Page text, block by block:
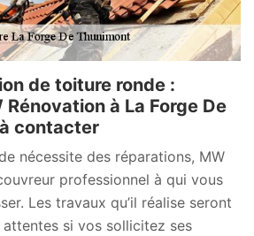
de toiture ronde :
Rénovation à La Forge De
contacter
nécessite des réparations, MW
professionnel à qui vous
Les travaux qu’il réalise seront
si vos sollicitez ses